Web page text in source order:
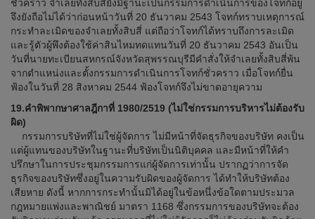
ชั่วคราว จำเลยทั้งสิบสี่ยังมีฐานะเป็นกรรมการดำเนินการของโจทก์อยู่
จึงยังถือไม่ได้ว่าก่อนหน้าวันที่ 20 ธันวาคม 2543 โจทก์ทราบเหตุการณ์
กระทำละเมิดของจำเลยทั้งสิบสี่ แต่ถือว่าโจทก์ได้ทราบถึงการละเมิด
และรู้ตัวผู้พึงต้องใช้ค่าสินไหมทดแทนวันที่ 20 ธันวาคม 2543 อันเป็น
วันที่นายทะเบียนสหกรณ์จังหวัดสุพรรณบุรีมีคำสั่งให้จำเลยทั้งสิบสี่พ้น
จากตำแหน่งและตั้งกรรมการดำเนินการโจทก์ชั่วคราว เมื่อโจทก์ยื่น
ฟ้องในวันที่ 28 สิงหาคม 2544 ฟ้องโจทก์จึงไม่ขาดอายุความ
19.คำพิพากษาศาลฎีกาที่ 1980/2519 (ไม่ใช่กรรมการบริหารไม่ต้องรับ
ผิด)
กรรมการบริษัทที่ไม่ใช่ผู้จัดการ ไม่มีหน้าที่จัดธุรกิจของบริษัท คงเป็น
แต่ผู้แทนของบริษัทในฐานะที่บริษัทเป็นนิติบุคคล และมีหน้าที่ให้คำ
ปรึกษาในการประชุมกรรมการแก่ผู้จัดการเท่านั้น ปรากฏว่าการจัด
ธุรกิจของบริษัทซึ่งอยู่ในความรับผิดของผู้จัดการ ได้ทำให้บริษัทต้อง
เสียหาย ดังนี้ หากการกระทำนั้นมิได้อยู่ในข้อหนึ่งข้อใดตามประมวล
กฎหมายแพ่งและพาณิชย์ มาตรา 1168 ซึ่งกรรมการของบริษัทจะต้อง